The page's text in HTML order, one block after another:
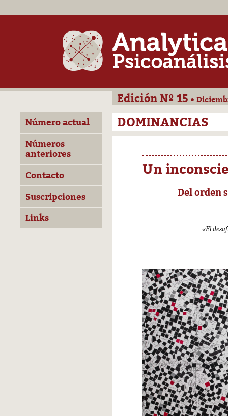
Número actual
Números
anteriores
Contacto
Suscripciones
Links
Edición Nº 15 •
DOMINANCIAS
Un
Del orden
«El